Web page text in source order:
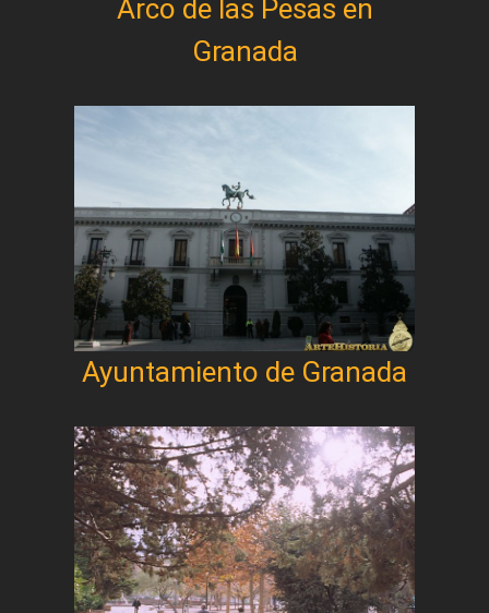
Arco de las Pesas en
Granada
Ayuntamiento de Granada